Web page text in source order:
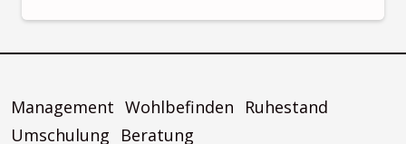
Management Wohlbefinden
Ruhestand
Umschulung
Beratung